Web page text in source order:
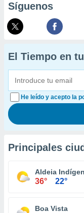
Síguenos
El Tiempo en
He leído y acepto la
Principales
Aldeia
36° 22°
Boa Vista